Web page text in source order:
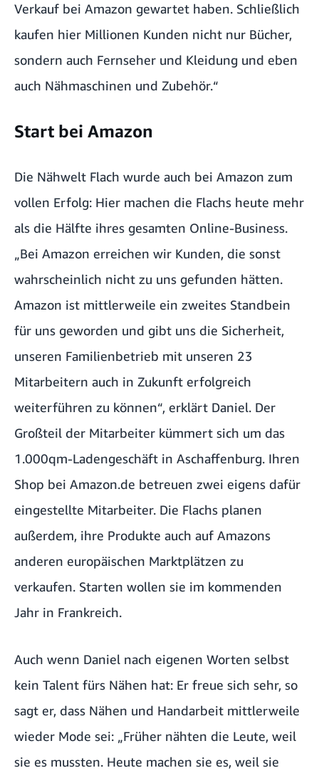
Verkauf bei Amazon gewartet haben. Schließlich
kaufen hier Millionen Kunden nicht nur Bücher,
sondern auch Fernseher und Kleidung und eben
auch Nähmaschinen und Zubehör.“
Start bei Amazon
Die Nähwelt Flach wurde auch bei Amazon zum
vollen Erfolg: Hier machen die Flachs heute mehr
als die Hälfte ihres gesamten Online-Business.
„Bei Amazon erreichen wir Kunden, die sonst
wahrscheinlich nicht zu uns gefunden hätten.
Amazon ist mittlerweile ein zweites Standbein
für uns geworden und gibt uns die Sicherheit,
unseren Familienbetrieb mit unseren 23
Mitarbeitern auch in Zukunft erfolgreich
weiterführen zu können“, erklärt Daniel. Der
Großteil der Mitarbeiter kümmert sich um das
1.000qm-Ladengeschäft in Aschaffenburg. Ihren
Shop bei Amazon.de betreuen zwei eigens dafür
eingestellte Mitarbeiter. Die Flachs planen
außerdem, ihre Produkte auch auf Amazons
anderen europäischen Marktplätzen zu
verkaufen. Starten wollen sie im kommenden
Jahr in Frankreich.
Auch wenn Daniel nach eigenen Worten selbst
kein Talent fürs Nähen hat: Er freue sich sehr, so
sagt er, dass Nähen und Handarbeit mittlerweile
wieder Mode sei: „Früher nähten die Leute, weil
sie es mussten. Heute machen sie es, weil sie